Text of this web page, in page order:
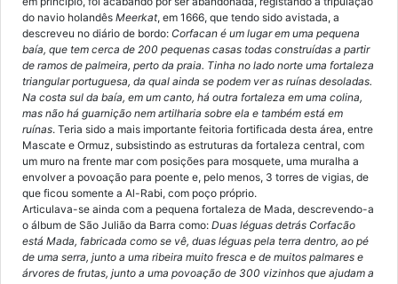
do navio holandês Meerkat, em 1666, que tendo sido avistada, a
descreveu no diário de bordo: Corfacan é um lugar em uma pequena
baía, que tem cerca de 200 pequenas casas todas construídas a partir
de ramos de palmeira, perto da praia. Tinha no lado norte uma fortaleza
triangular portuguesa, da qual ainda se podem ver as ruínas desoladas.
Na costa sul da baía, em um canto, há outra fortaleza em uma colina,
mas não há guarnição nem artilharia sobre ela e também está em
ruínas. Teria sido a mais importante feitoria fortificada desta área, entre
Mascate e Ormuz, subsistindo as estruturas da fortaleza central, com
um muro na frente mar com posições para mosquete, uma muralha a
envolver a povoação para poente e, pelo menos, 3 torres de vigias, de
que ficou somente a Al-Rabi, com poço próprio.
Articulava-se ainda com a pequena fortaleza de Mada, descrevendo-a
o álbum de São Julião da Barra como: Duas léguas detrás Corfacão
está Mada, fabricada como se vê, duas léguas pela terra dentro, ao pé
de uma serra, junto a uma ribeira muito fresca e de muitos palmares e
árvores de frutas, junto a uma povoação de 300 vizinhos que ajudam a